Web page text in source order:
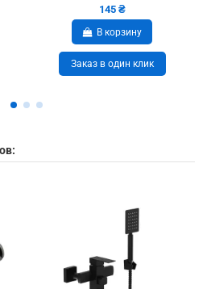
145 ₴
В корзину
Заказ в один клик